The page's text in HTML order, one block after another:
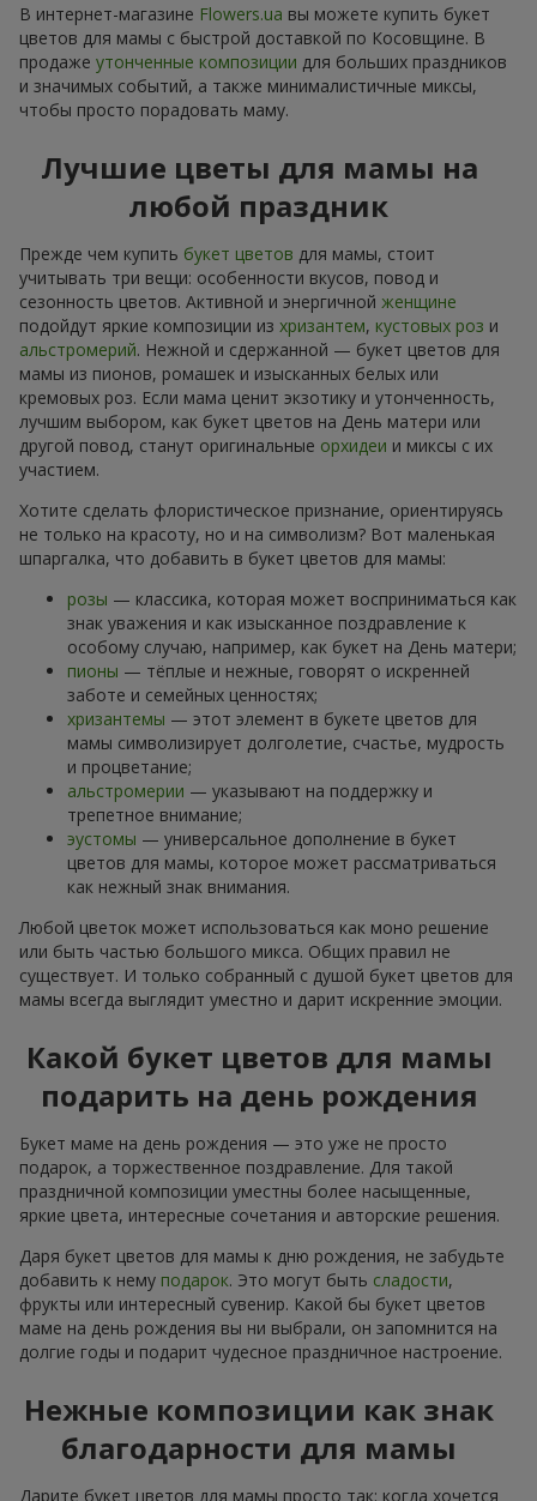
В интернет-магазине Flowers.ua вы можете купить букет
цветов для мамы с быстрой доставкой по Косовщине. В
продаже утонченные композиции для больших праздников
и значимых событий, а также минималистичные миксы,
чтобы просто порадовать маму.
Лучшие цветы для мамы на
любой праздник
Прежде чем купить букет цветов для мамы, стоит
учитывать три вещи: особенности вкусов, повод и
сезонность цветов. Активной и энергичной женщине
подойдут яркие композиции из хризантем, кустовых роз и
альстромерий. Нежной и сдержанной — букет цветов для
мамы из пионов, ромашек и изысканных белых или
кремовых роз. Если мама ценит экзотику и утонченность,
лучшим выбором, как букет цветов на День матери или
другой повод, станут оригинальные орхидеи и миксы с их
участием.
Хотите сделать флористическое признание, ориентируясь
не только на красоту, но и на символизм? Вот маленькая
шпаргалка, что добавить в букет цветов для мамы:
розы — классика, которая может восприниматься как
знак уважения и как изысканное поздравление к
особому случаю, например, как букет на День матери;
пионы — тёплые и нежные, говорят о искренней
заботе и семейных ценностях;
хризантемы — этот элемент в букете цветов для
мамы символизирует долголетие, счастье, мудрость
и процветание;
альстромерии — указывают на поддержку и
трепетное внимание;
эустомы — универсальное дополнение в букет
цветов для мамы, которое может рассматриваться
как нежный знак внимания.
Любой цветок может использоваться как моно решение
или быть частью большого микса. Общих правил не
существует. И только собранный с душой букет цветов для
мамы всегда выглядит уместно и дарит искренние эмоции.
Какой букет цветов для мамы
подарить на день рождения
Букет маме на день рождения — это уже не просто
подарок, а торжественное поздравление. Для такой
праздничной композиции уместны более насыщенные,
яркие цвета, интересные сочетания и авторские решения.
Даря букет цветов для мамы к дню рождения, не забудьте
добавить к нему подарок. Это могут быть сладости,
фрукты или интересный сувенир. Какой бы букет цветов
маме на день рождения вы ни выбрали, он запомнится на
долгие годы и подарит чудесное праздничное настроение.
Нежные композиции как знак
благодарности для мамы
Дарите букет цветов для мамы просто так: когда хочется